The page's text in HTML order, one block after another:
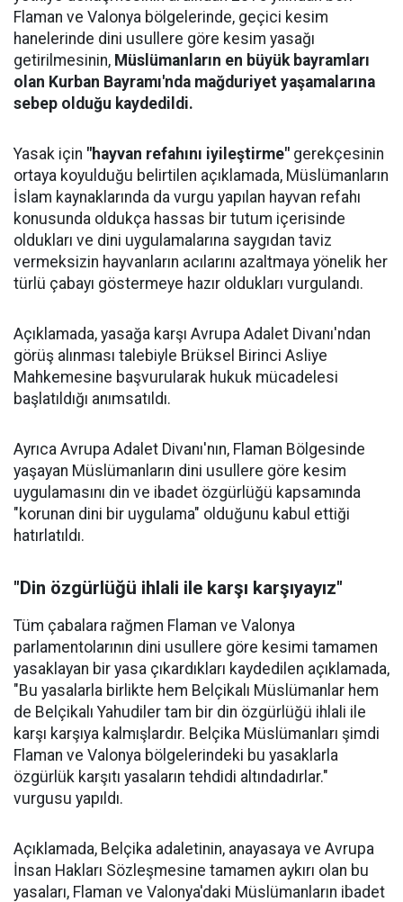
Flaman ve Valonya bölgelerinde, geçici kesim
hanelerinde dini usullere göre kesim yasağı
getirilmesinin, Müslümanların en büyük bayramları
olan Kurban Bayramı'nda mağduriyet yaşamalarına
sebep olduğu kaydedildi.
Yasak için "hayvan refahını iyileştirme" gerekçesinin
ortaya koyulduğu belirtilen açıklamada, Müslümanların
İslam kaynaklarında da vurgu yapılan hayvan refahı
konusunda oldukça hassas bir tutum içerisinde
oldukları ve dini uygulamalarına saygıdan taviz
vermeksizin hayvanların acılarını azaltmaya yönelik her
türlü çabayı göstermeye hazır oldukları vurgulandı.
Açıklamada, yasağa karşı Avrupa Adalet Divanı'ndan
görüş alınması talebiyle Brüksel Birinci Asliye
Mahkemesine başvurularak hukuk mücadelesi
başlatıldığı anımsatıldı.
Ayrıca Avrupa Adalet Divanı'nın, Flaman Bölgesinde
yaşayan Müslümanların dini usullere göre kesim
uygulamasını din ve ibadet özgürlüğü kapsamında
"korunan dini bir uygulama" olduğunu kabul ettiği
hatırlatıldı.
"Din özgürlüğü ihlali ile karşı karşıyayız"
Tüm çabalara rağmen Flaman ve Valonya
parlamentolarının dini usullere göre kesimi tamamen
yasaklayan bir yasa çıkardıkları kaydedilen açıklamada,
"Bu yasalarla birlikte hem Belçikalı Müslümanlar hem
de Belçikalı Yahudiler tam bir din özgürlüğü ihlali ile
karşı karşıya kalmışlardır. Belçika Müslümanları şimdi
Flaman ve Valonya bölgelerindeki bu yasaklarla
özgürlük karşıtı yasaların tehdidi altındadırlar."
vurgusu yapıldı.
Açıklamada, Belçika adaletinin, anayasaya ve Avrupa
İnsan Hakları Sözleşmesine tamamen aykırı olan bu
yasaları, Flaman ve Valonya'daki Müslümanların ibadet